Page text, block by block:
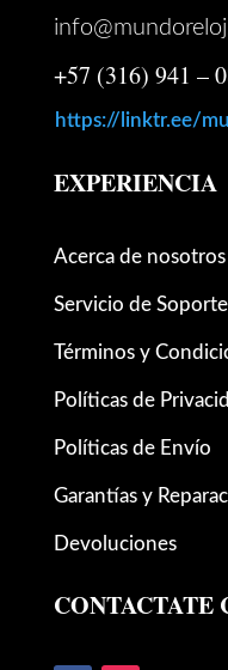
+57 (316) 941 –
https://linktr.ee/
EXPERIENCIA
Acerca de nosotros
Servicio de
Términos y
Políticas de
Políticas de Envío
Garantías y
Devoluciones
CONTACTATE